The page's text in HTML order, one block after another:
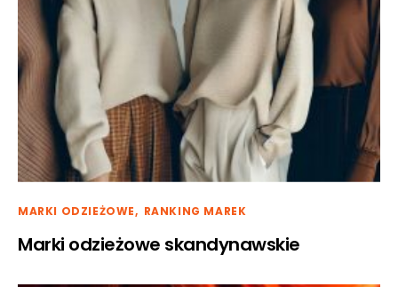
MARKI ODZIEŻOWE RANKING MAREK
Marki odzieżowe skandynawskie